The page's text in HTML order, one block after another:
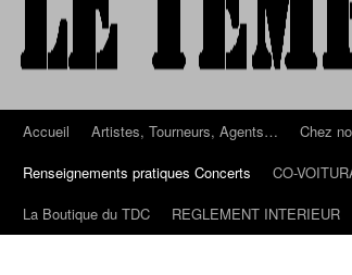
Accueil Artistes, Tourneurs, Agents… Chez
Renseignements pratiques Concerts
CO-
La Boutique du TDC
REGLEMENT INTERIEUR